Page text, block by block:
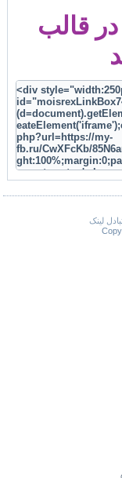
قالب
لینک